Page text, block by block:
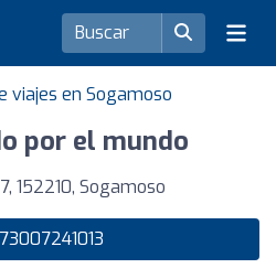
viajes en Sogamoso
por el mundo
152210, Sogamoso